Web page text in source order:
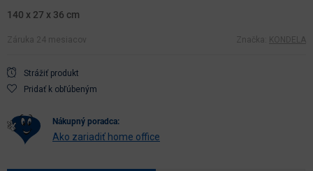
140 x 27 x 36 cm
Záruka 24 mesiacov Značka: KONDELA
Strážiť produkt
Pridať k obľúbeným
nákupný poradca:
Ako zariadiť home office